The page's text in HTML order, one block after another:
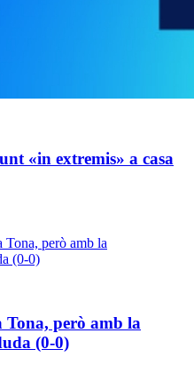
«in extremis» a casa
Tona, però amb la
(0-0)